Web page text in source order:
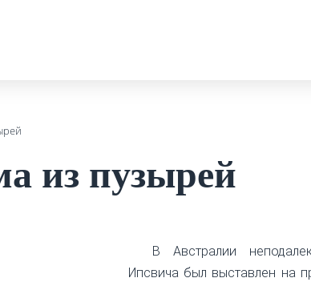
из пузырей
В Австралии
Ипсвича был выставлен на